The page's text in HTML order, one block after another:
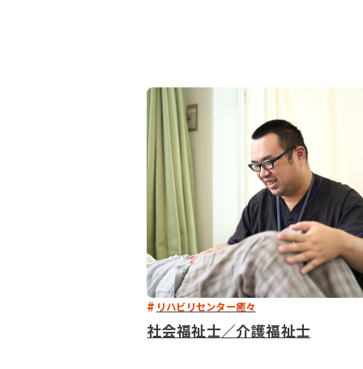
リハビリセンター癒々
社会福祉士／介護福祉士